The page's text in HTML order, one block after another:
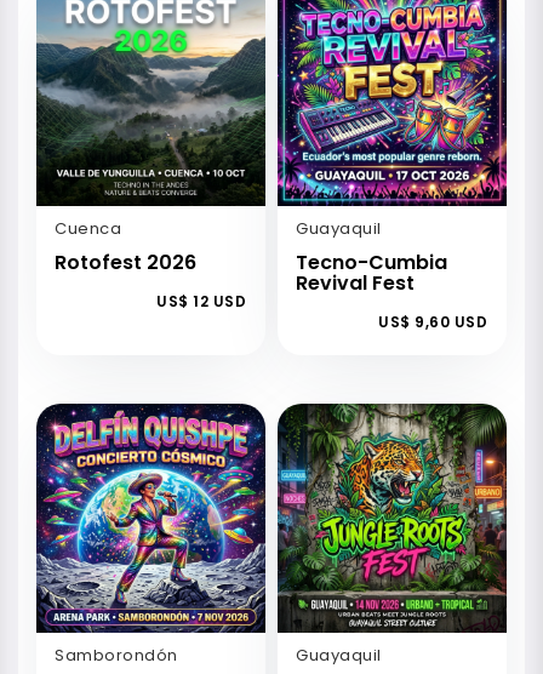
Cuenca
Rotofest 2026
US$ 12 USD
Guayaquil
Tecno-Cumbia
Revival Fest
US$ 9,60 USD
Samborondón Guayaquil